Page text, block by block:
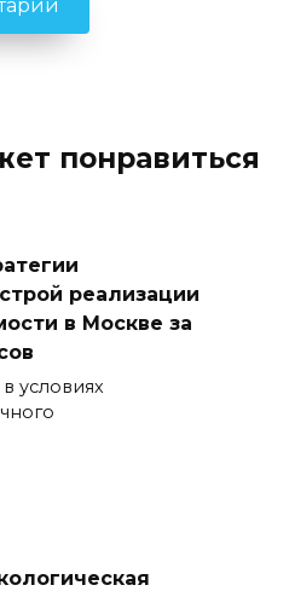
понравиться
реализации
в Москве за
условиях